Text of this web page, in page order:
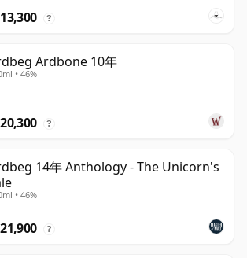
?
Ardbone 10年
• 46%
?
14年 Anthology - The Unicorn's
• 46%
?